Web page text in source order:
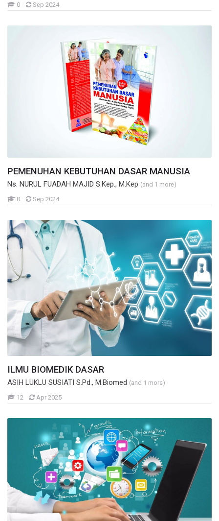
0Mahasiswa
Sep 2024
PEMENUHAN KEBUTUHAN DASAR MANUSIA
Ns. NURUL FUADAH MAJID S.Kep., M.Kep (and 1 more)
0Mahasiswa
Sep 2024
ILMU BIOMEDIK DASAR
ASIH LUKLU SUSIATI S.Pd., M.Biomed (and 1 more)
12 Mahasiswa
Apr 2025